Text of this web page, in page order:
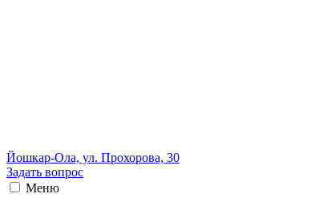
Йошкар-Ола, ул. Прохорова, 30
Задать вопрос
Меню